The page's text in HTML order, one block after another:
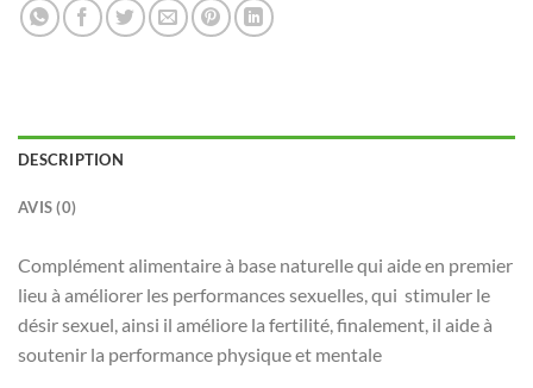
DESCRIPTION
AVIS (0)
Complément alimentaire à base naturelle qui aide en premier
lieu à améliorer les performances sexuelles, qui stimuler le
désir sexuel, ainsi il améliore la fertilité, finalement, il aide à
soutenir la performance physique et mentale